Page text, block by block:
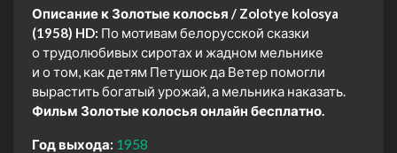
Описание к Золотые колосья / Zolotye kolosya
(1958) HD: По мотивам белорусской сказки
о трудолюбивых сиротах и жадном мельнике
и о том, как детям Петушок да Ветер помогли
вырастить богатый урожай, а мельника наказать.
Фильм Золотые колосья онлайн бесплатно.
Год выхода: 1958